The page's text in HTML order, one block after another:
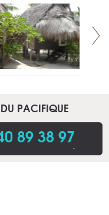
PACIFIQUE
89 38 97.